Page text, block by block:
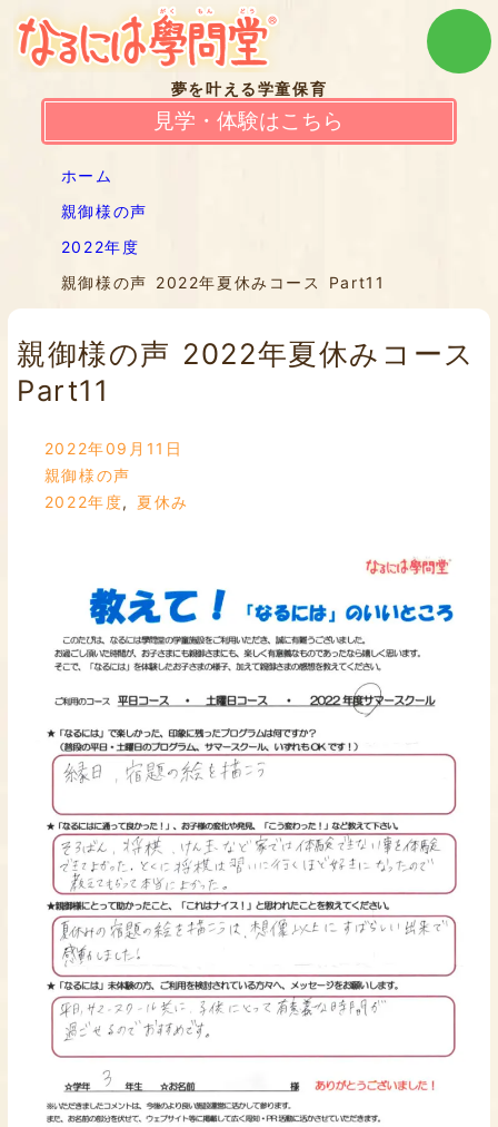
夢を叶える学童保育
見学・体験はこちら
ホーム
親御様の声
2022年度
親御様の声 2022年夏休みコース Part11
親御様の声 2022年夏休みコース
Part11
2022年09月11日
親御様の声
2022年度, 夏休み